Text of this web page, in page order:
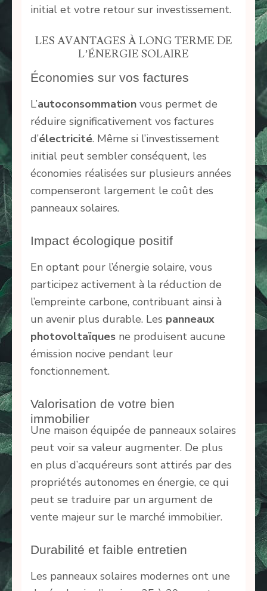
initial et votre retour sur investissement.
LES AVANTAGES À LONG TERME DE
L’ÉNERGIE SOLAIRE
Économies sur vos factures
L’autoconsommation vous permet de
réduire significativement vos factures
d’électricité. Même si l’investissement
initial peut sembler conséquent, les
économies réalisées sur plusieurs années
compenseront largement le coût des
panneaux solaires.
Impact écologique positif
En optant pour l’énergie solaire, vous
participez activement à la réduction de
l’empreinte carbone, contribuant ainsi à
un avenir plus durable. Les panneaux
photovoltaïques ne produisent aucune
émission nocive pendant leur
fonctionnement.
Valorisation de votre bien
immobilier
Une maison équipée de panneaux solaires
peut voir sa valeur augmenter. De plus
en plus d’acquéreurs sont attirés par des
propriétés autonomes en énergie, ce qui
peut se traduire par un argument de
vente majeur sur le marché immobilier.
Durabilité et faible entretien
Les panneaux solaires modernes ont une